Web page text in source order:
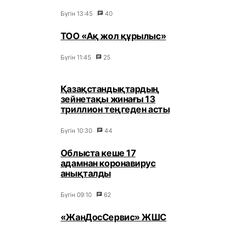
Бүгін 13:45 40
ТОО «Ақ жол құрылыс»
Бүгін 11:45 25
Қазақстандықтардың
зейнетақы жинағы 13
триллион теңгеден асты
Бүгін 10:30 44
Облыста кеше 17
адамнан коронавирус
анықталды
Бүгін 09:10 62
«ЖанДосСервис» ЖШС